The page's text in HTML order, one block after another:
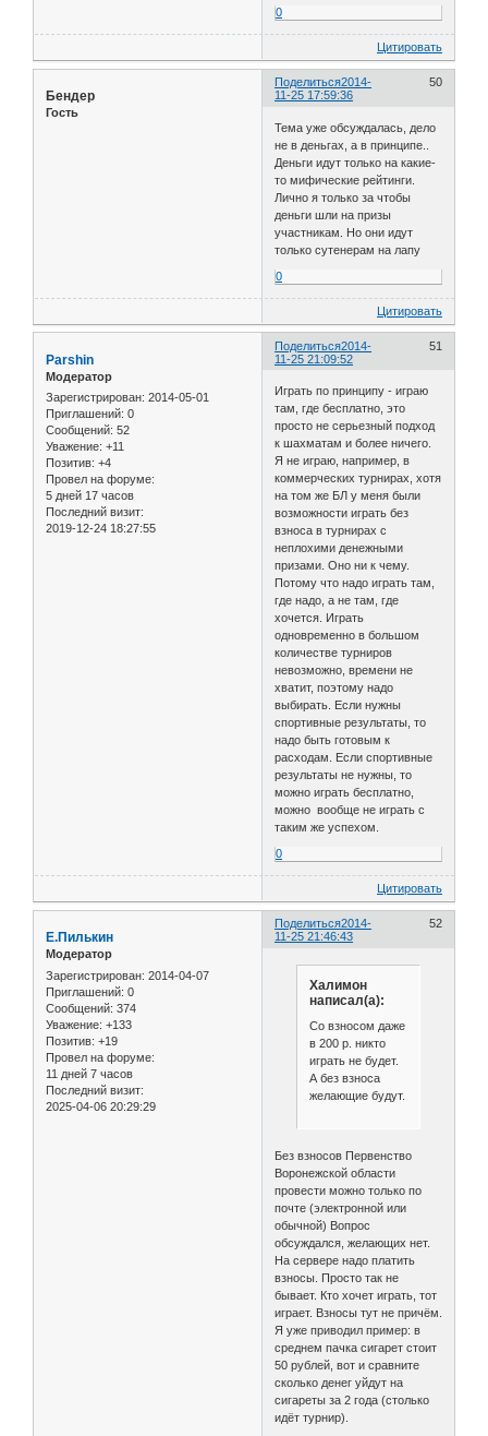
0
Цитировать
Поделиться 50
2014-
11-25 17:59:36
Бендер
Гость
Тема уже обсуждалась, дело
не в деньгах, а в принципе..
Деньги идут только на какие-
то мифические рейтинги.
Лично я только за чтобы
деньги шли на призы
участникам. Но они идут
только сутенерам на лапу
0
Цитировать
Поделиться 51
2014-
11-25 21:09:52
Parshin
Модератор
Зарегистрирован: 2014-05-01
Приглашений: 0
Сообщений: 52
Уважение: +11
Позитив: +4
Провел на форуме:
5 дней 17 часов
Последний визит:
2019-12-24 18:27:55
Играть по принципу - играю
там, где бесплатно, это
просто не серьезный подход
к шахматам и более ничего.
Я не играю, например, в
коммерческих турнирах, хотя
на том же БЛ у меня были
возможности играть без
взноса в турнирах с
неплохими денежными
призами. Оно ни к чему.
Потому что надо играть там,
где надо, а не там, где
хочется. Играть
одновременно в большом
количестве турниров
невозможно, времени не
хватит, поэтому надо
выбирать. Если нужны
спортивные результаты, то
надо быть готовым к
расходам. Если спортивные
результаты не нужны, то
можно играть бесплатно,
можно вообще не играть с
таким же успехом.
0
Цитировать
Поделиться 52
2014-
11-25 21:46:43
Е.Пилькин
Модератор
Зарегистрирован: 2014-04-07
Приглашений: 0
Сообщений: 374
Уважение: +133
Позитив: +19
Провел на форуме:
11 дней 7 часов
Последний визит:
2025-04-06 20:29:29
Халимон
написал(а):
Со взносом даже
в 200 р. никто
играть не будет.
А без взноса
желающие будут.
Без взносов Первенство
Воронежской области
провести можно только по
почте (электронной или
обычной) Вопрос
обсуждался, желающих нет.
На сервере надо платить
взносы. Просто так не
бывает. Кто хочет играть, тот
играет. Взносы тут не причём.
Я уже приводил пример: в
среднем пачка сигарет стоит
50 рублей, вот и сравните
сколько денег уйдут на
сигареты за 2 года (столько
идёт турнир).